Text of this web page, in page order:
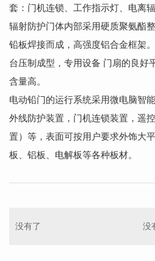
套：门机连锁、工作指示灯、电离
辐射防护门体内部采用硬质聚氨酯
铅板焊接而成，高强度铝合金框架
台压制成型，专用设备 门扇的良好
含量高。
电动铅门的运行系统采用微电脑智
外线防护装置，门机连锁装置，遥
置）等，表面可按用户要求外饰大
板、铝板、电解板等各种板材。
没有了 没